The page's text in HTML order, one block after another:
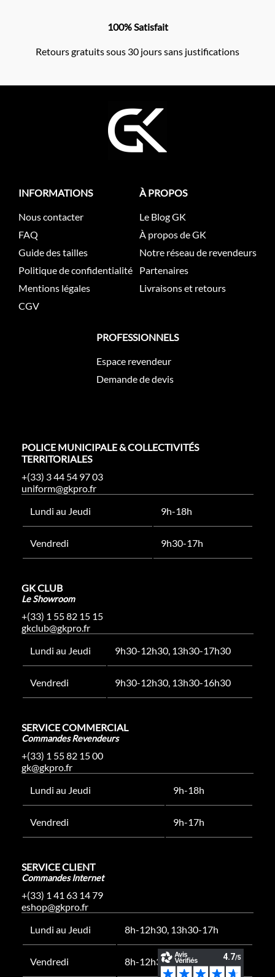
100% Satisfait
Retours gratuits sous 30 jours sans justifications
INFORMATIONS
Nous contacter
FAQ
Guide des tailles
Politique de confidentialité
Mentions légales
CGV
À PROPOS
Le Blog GK
À propos de GK
Notre réseau de revendeurs
Partenaires
Livraisons et retours
PROFESSIONNELS
Espace revendeur
Demande de devis
POLICE MUNICIPALE & COLLECTIVITÉS
TERRITORIALES
+(33) 3 44 54 97 03
uniform@gkpro.fr
Lundi au Jeudi
9h-18h
Vendredi 9h30-17h
GK CLUB
Le Showroom
+(33) 1 55 82 15 15
gkclub@gkpro.fr
Lundi au Jeudi
9h30-12h30, 13h30-17h30
Vendredi 9h30-12h30, 13h30-16h30
SERVICE COMMERCIAL
Commandes Revendeurs
+(33) 1 55 82 15 00
gk@gkpro.fr
Lundi au Jeudi
9h-18h
Vendredi 9h-17h
SERVICE CLIENT
Commandes Internet
+(33) 1 41 63 14 79
eshop@gkpro.fr
Lundi au Jeudi
8h-12h30, 13h30-17h
Vendredi 8h-12h30, 13h30-16h